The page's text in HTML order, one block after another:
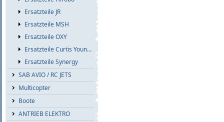
Ersatzteile JR
Ersatzteile MSH
Ersatzteile OXY
Ersatzteile Curtis Youngblood
Ersatzteile Synergy
SAB AVIO / RC JETS
Multicopter
Boote
ANTRIEB ELEKTRO